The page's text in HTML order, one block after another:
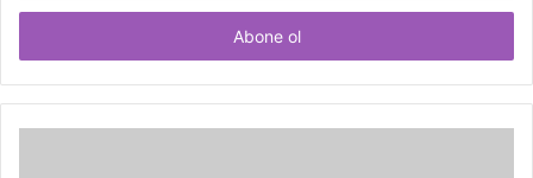
adresinizi